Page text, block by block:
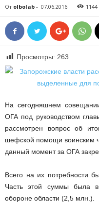
От olbolab - 07.06.2016 1144
Просмотры: 263
На сегодняшнем
ОГА под руководством
рассмотрен вопрос об
шефской помощи воинским
данный момент за ОГА
Всего на их потребности
Часть этой суммы была
обороне области (2,5 млн.).